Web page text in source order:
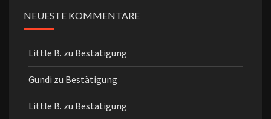
NEUESTE KOMMENTARE
Little B. zu Bestätigung
Gundi zu Bestätigung
Little B. zu Bestätigung